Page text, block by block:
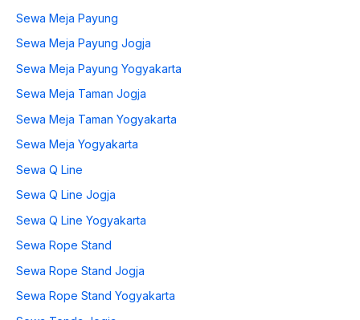
Sewa Meja Payung
Sewa Meja Payung Jogja
Sewa Meja Payung Yogyakarta
Sewa Meja Taman Jogja
Sewa Meja Taman Yogyakarta
Sewa Meja Yogyakarta
Sewa Q Line
Sewa Q Line Jogja
Sewa Q Line Yogyakarta
Sewa Rope Stand
Sewa Rope Stand Jogja
Sewa Rope Stand Yogyakarta